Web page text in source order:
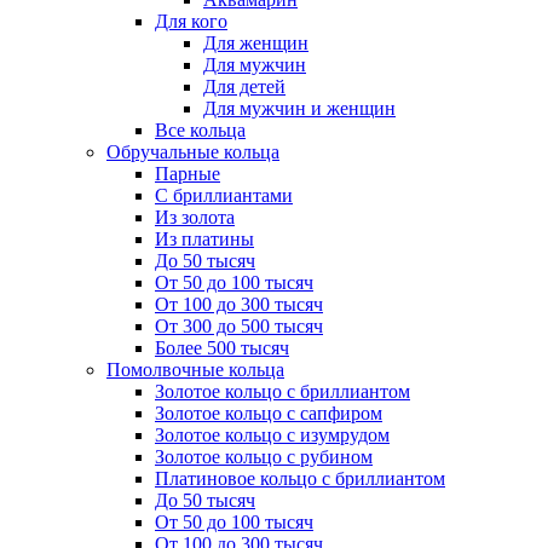
Для кого
Для женщин
Для мужчин
Для детей
Для мужчин и женщин
Все кольца
Обручальные кольца
Парные
С бриллиантами
Из золота
Из платины
До 50 тысяч
От 50 до 100 тысяч
От 100 до 300 тысяч
От 300 до 500 тысяч
Более 500 тысяч
Помолвочные кольца
Золотое кольцо с бриллиантом
Золотое кольцо с сапфиром
Золотое кольцо с изумрудом
Золотое кольцо с рубином
Платиновое кольцо с бриллиантом
До 50 тысяч
От 50 до 100 тысяч
От 100 до 300 тысяч